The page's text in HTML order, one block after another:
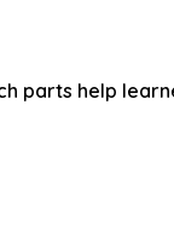
parts help